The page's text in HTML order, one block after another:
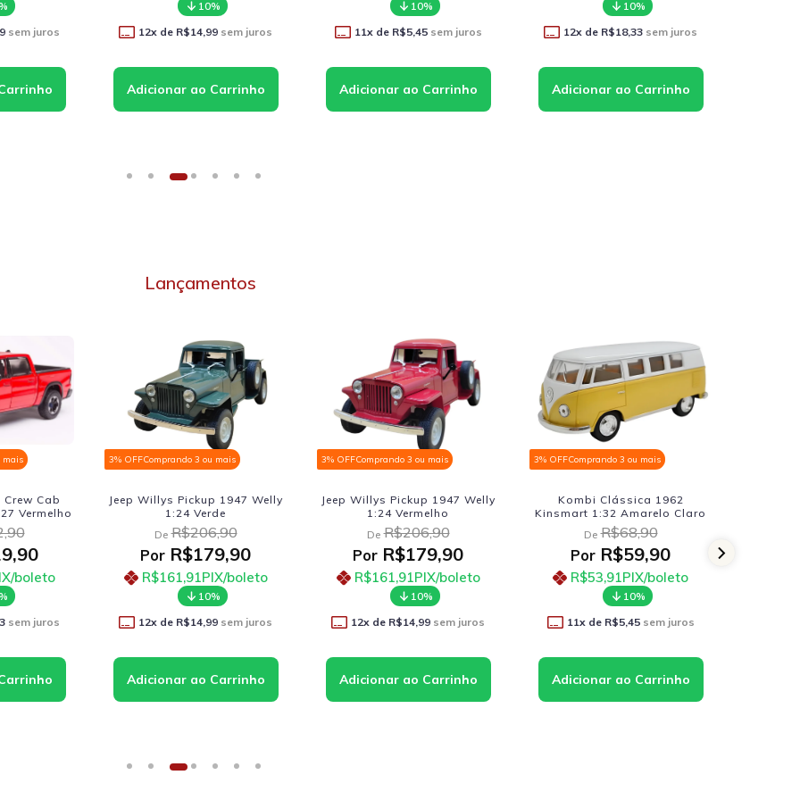
sem juros
10%
12x de R$14,99 sem juros
10%
11x de R$5,45sem juros
10%
12x de R$18,33 sem juros
Lançamentos
mais
Crew Cab
Vermelho
boleto
sem juros
3% OFFComprando 3 ou mais
Jeep Willys Pickup 1947 Welly
1:24 Verde
De R$206,90
Por R$179,90
R$161,91PIX/boleto
10%
12x de R$14,99 sem juros
3% OFFComprando 3 ou mais
Jeep Willys Pickup 1947 Welly
1:24 Vermelho
De R$206,90
Por R$179,90
R$161,91PIX/boleto
10%
12x de R$14,99 sem juros
3% OFFComprando 3 ou mais
Kombi Clássica 1962
Kinsmart 1:32 Amarelo Claro
De R$68,90
Por R$59,90
R$53,91PIX/boleto
10%
11x de R$5,45sem juros